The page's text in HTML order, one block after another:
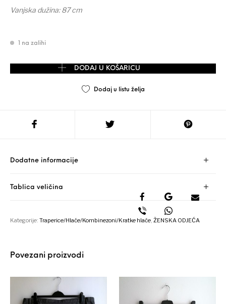
Vanjska dužina: 87 cm
1 na zalihi
MAGIC stretch slim traperice vel. 36/S količina
DODAJ U KOŠARICU
Dodaj u listu želja
Dodatne informacije
Tablica veličina
Kategorije:Traperice/Hlače/Kombinezoni/Kratke hlače,ŽENSKA ODJEĆA
Povezani proizvodi